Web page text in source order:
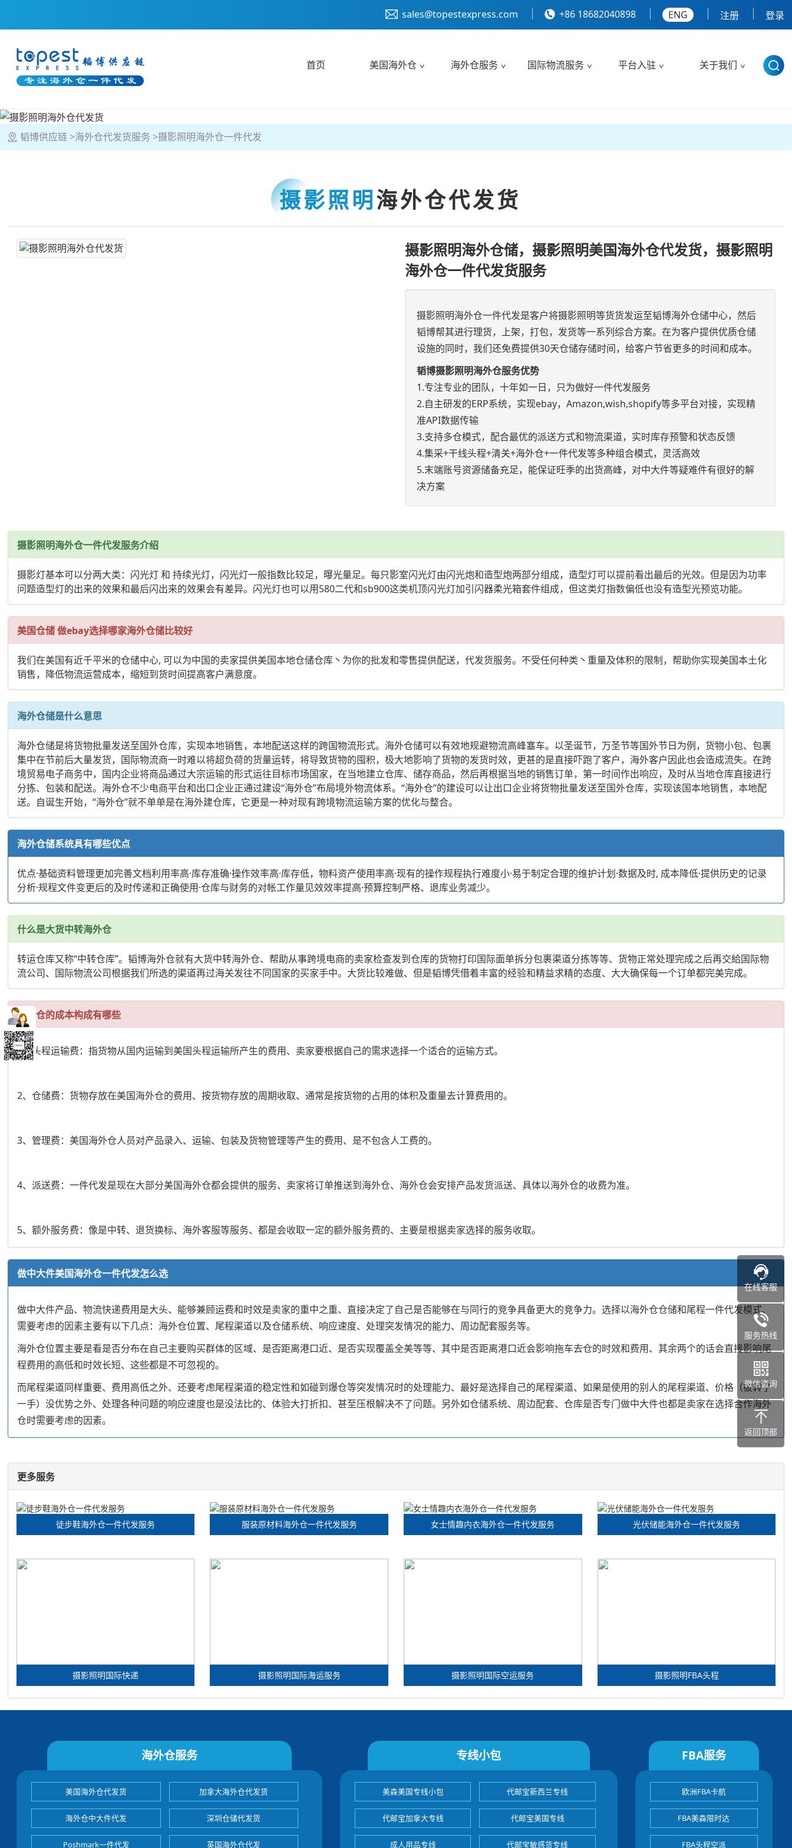
sales@topestexpress.com +86 18682040898 ENG 注册 登录
首页 美国海外仓 海外仓服务 国际物流服务 平台入驻 关于我们
韬博供应链 海外仓代发货服务 摄影照明海外仓一件代发
摄影照明 海外仓代发货
摄影照明海外仓储，摄影照明美国海外仓代发货，摄影照明
海外仓一件代发货服务
摄影照明海外仓一件代发是客户将摄影照明等货货发运至韬博海外仓储中心，然后
韬博帮其进行理货，上架，打包，发货等一系列综合方案。在为客户提供优质仓储
设施的同时，我们还免费提供30天仓储存储时间，给客户节省更多的时间和成本。
韬博摄影照明海外仓服务优势
1.专注专业的团队，十年如一日，只为做好一件代发服务
2.自主研发的ERP系统，实现ebay，Amazon,wish,shopify等多平台对接，实现精
准API数据传输
3.支持多仓模式，配合最优的派送方式和物流渠道，实时库存预警和状态反馈
4.集采+干线头程+清关+海外仓+一件代发等多种组合模式，灵活高效
5.末端账号资源储备充足，能保证旺季的出货高峰，对中大件等疑难件有很好的解
决方案
摄影照明海外仓一件代发服务介绍
摄影灯基本可以分两大类：闪光灯 和 持续光灯，闪光灯一般指数比较足，曝光量足。每只影室闪光灯由闪光炮和造型炮两部分组成，造型灯可以提前看出最后的光效。但是因为功率
问题造型灯的出来的效果和最后闪出来的效果会有差异。闪光灯也可以用580二代和sb900这类机顶闪光灯加引闪器柔光箱套件组成，但这类灯指数偏低也没有造型光预览功能。
美国仓储 做ebay选择哪家海外仓储比较好
我们在美国有近千平米的仓储中心, 可以为中国的卖家提供美国本地仓储仓库丶为你的批发和零售提供配送，代发货服务。不受任何种类丶重量及体积的限制，帮助你实现美国本土化
销售，降低物流运营成本，缩短到货时间提高客户满意度。
海外仓储是什么意思
海外仓储是将货物批量发送至国外仓库，实现本地销售，本地配送这样的跨国物流形式。海外仓储可以有效地规避物流高峰塞车。以圣诞节，万圣节等国外节日为例，货物小包、包裹
集中在节前后大量发货，国际物流商一时难以将超负荷的货量运转，将导致货物的囤积，极大地影响了货物的发货时效，更甚的是直接吓跑了客户，海外客户因此也会造成流失。在跨
境贸易电子商务中，国内企业将商品通过大宗运输的形式运往目标市场国家，在当地建立仓库、储存商品，然后再根据当地的销售订单，第一时间作出响应，及时从当地仓库直接进行
分拣、包装和配送。海外仓不少电商平台和出口企业正通过建设“海外仓”布局境外物流体系。“海外仓”的建设可以让出口企业将货物批量发送至国外仓库，实现该国本地销售，本地配
送。自诞生开始，“海外仓”就不单单是在海外建仓库，它更是一种对现有跨境物流运输方案的优化与整合。
海外仓储系统具有哪些优点
优点·基础资料管理更加完善文档利用率高·库存准确·操作效率高·库存低，物料资产使用率高·现有的操作规程执行难度小·易于制定合理的维护计划·数据及时, 成本降低·提供历史的记录
分析·规程文件变更后的及时传递和正确使用·仓库与财务的对帐工作量见效效率提高·预算控制严格、退库业务减少。
什么是大货中转海外仓
转运仓库又称“中转仓库”。韬博海外仓就有大货中转海外仓、帮助从事跨境电商的卖家检查发到仓库的货物打印国际面单拆分包裹渠道分拣等等、货物正常处理完成之后再交給国际物
流公司、国际物流公司根据我们所选的渠道再过海关发往不同国家的买家手中。大货比较难做、但是韬博凭借着丰富的经验和精益求精的态度、大大确保每一个订单都完美完成。
海外仓的成本构成有哪些
1、头程运输费：指货物从国内运输到美国头程运输所产生的费用、卖家要根据自己的需求选择一个适合的运输方式。
2、仓储费：货物存放在美国海外仓的费用、按货物存放的周期收取、通常是按货物的占用的体积及重量去计算费用的。
3、管理费：美国海外仓人员对产品录入、运输、包装及货物管理等产生的费用、是不包含人工费的。
4、派送费：一件代发是现在大部分美国海外仓都会提供的服务、卖家将订单推送到海外仓、海外仓会安排产品发货派送、具体以海外仓的收费为准。
5、额外服务费：像是中转、退货换标、海外客服等服务、都是会收取一定的额外服务费的、主要是根据卖家选择的服务收取。
做中大件美国海外仓一件代发怎么选
做中大件产品、物流快递费用是大头、能够兼顾运费和时效是卖家的重中之重、直接决定了自己是否能够在与同行的竞争具备更大的竞争力。选择以海外仓仓储和尾程一件代发模式、
需要考虑的因素主要有以下几点：海外仓位置、尾程渠道以及仓储系统、响应速度、处理突发情况的能力、周边配套服务等。
海外仓位置主要是看是否分布在自己主要购买群体的区域、是否距离港口近、是否实现覆盖全美等等、其中是否距离港口近会影响拖车去仓的时效和费用、其余两个的话会直接影响尾
程费用的高低和时效长短、这些都是不可忽视的。
而尾程渠道同样重要、费用高低之外、还要考虑尾程渠道的稳定性和如碰到爆仓等突发情况时的处理能力、最好是选择自己的尾程渠道、如果是使用的别人的尾程渠道、价格（被转了
一手）没优势之外、处理各种问题的响应速度也是没法比的、体验大打折扣、甚至压根解决不了问题。另外如仓储系统、周边配套、仓库是否专门做中大件也都是卖家在选择合作海外
仓时需要考虑的因素。
更多服务
徒步鞋海外仓一件代发服务 服装原材料海外仓一件代发服务 女士情趣内衣海外仓一件代发服务 光伏储能海外仓一件代发服务
摄影照明国际快递 摄影照明国际海运服务 摄影照明国际空运服务 摄影照明FBA头程
海外仓服务
美国海外仓代发货 加拿大海外仓代发货
海外仓中大件代发 深圳仓储代发货
Poshmark一件代发 英国海外仓代发
专线小包
美森美国专线小包 代邮宝新西兰专线
代邮宝加拿大专线 代邮宝美国专线
成人用品专线 代邮宝敏感货专线
FBA服务
欧洲FBA卡航
FBA美森限时达
FBA头程空派
在线客服
服务热线
微信咨询
返回顶部